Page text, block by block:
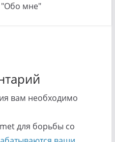
"Обо мне"
вам необходимо
для борьбы со